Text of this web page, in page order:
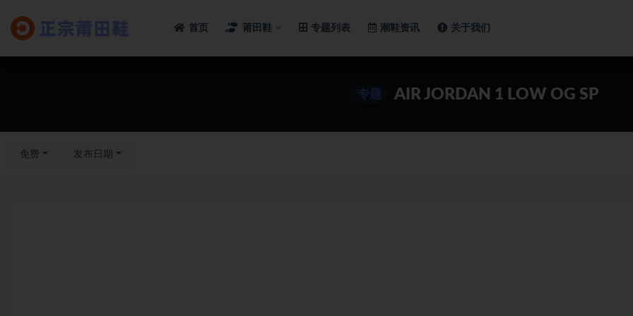
首页 莆田鞋 专题列表 潮鞋资讯 关于我们
专题 AIR JORDAN 1 LOW OG SP
免费 发布日期